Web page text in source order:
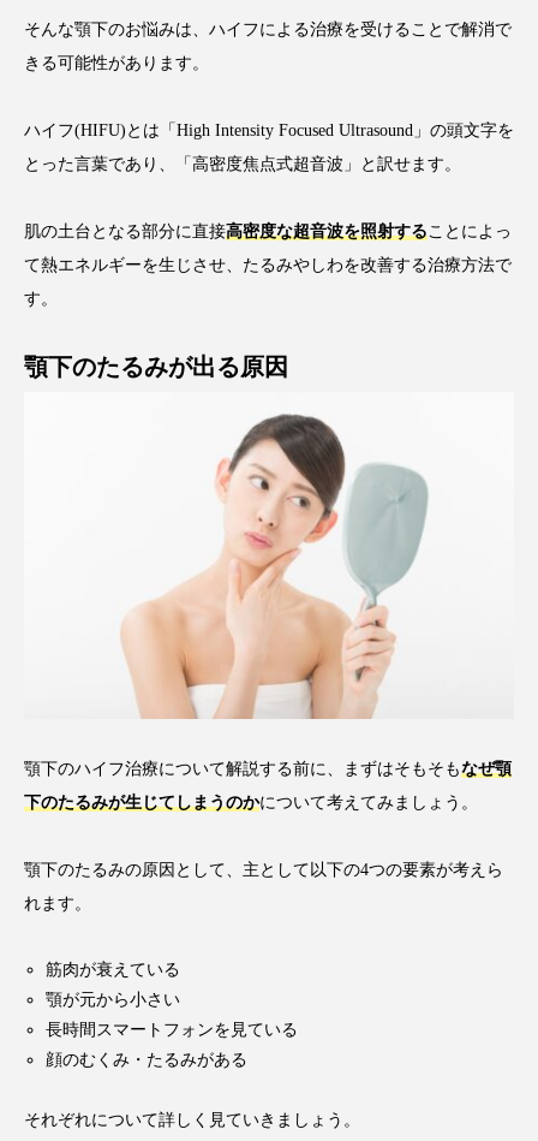
そんな顎下のお悩みは、ハイフによる治療を受けることで解消で
きる可能性があります。
ハイフ(HIFU)とは「High Intensity Focused Ultrasound」の頭文字を
とった言葉であり、「高密度焦点式超音波」と訳せます。
肌の土台となる部分に直接高密度な超音波を照射することによっ
て熱エネルギーを生じさせ、たるみやしわを改善する治療方法で
す。
顎下のたるみが出る原因
顎下のハイフ治療について解説する前に、まずはそもそもなぜ顎
下のたるみが生じてしまうのかについて考えてみましょう。
顎下のたるみの原因として、主として以下の4つの要素が考えら
れます。
筋肉が衰えている
顎が元から小さい
長時間スマートフォンを見ている
顔のむくみ・たるみがある
それぞれについて詳しく見ていきましょう。